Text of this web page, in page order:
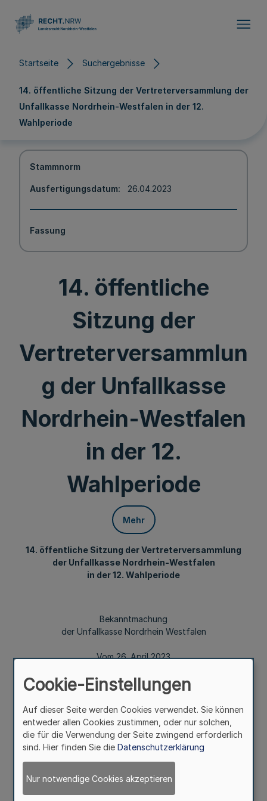
Startseite Suchergebnisse
14. öffentliche Sitzung der Vertreterversammlung der
Unfallkasse Nordrhein-Westfalen in der 12.
Wahlperiode
Stammnorm
Ausfertigungsdatum 26.04.2023
Fassung
14. öffentliche
Sitzung der
Vertreterversammlun
g der Unfallkasse
Nordrhein-Westfalen
in der 12.
Wahlperiode
Mehr
14. öffentliche Sitzung der Vertreterversammlung
der Unfallkasse Nordrhein-Westfalen
in der 12. Wahlperiode
Bekanntmachung
der Unfallkasse Nordrhein Westfalen
Vom 26. April 2023
Unfallkasse Nordrhein-Westfalen in der 12. Wahlperiode
findet am
Cookie-Einstellungen
Auf dieser Seite werden Cookies verwendet. Sie können
entweder allen Cookies zustimmen, oder nur solchen,
die für die Verwendung der Seite zwingend erforderlich
sind. Hier finden Sie die Datenschutzerklärung
Nur notwendige Cookies akzeptieren